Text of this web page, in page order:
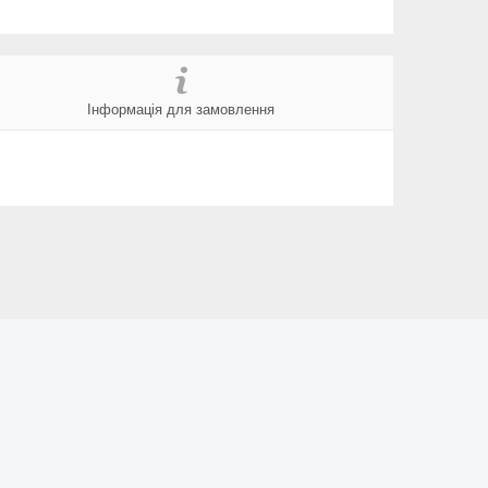
Інформація для замовлення